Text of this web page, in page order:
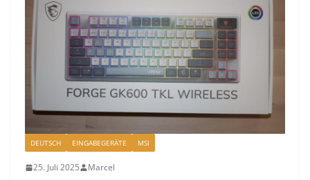
DEUTSCH EINGABEGERÄTE MSI
25. Juli 2025 Marcel